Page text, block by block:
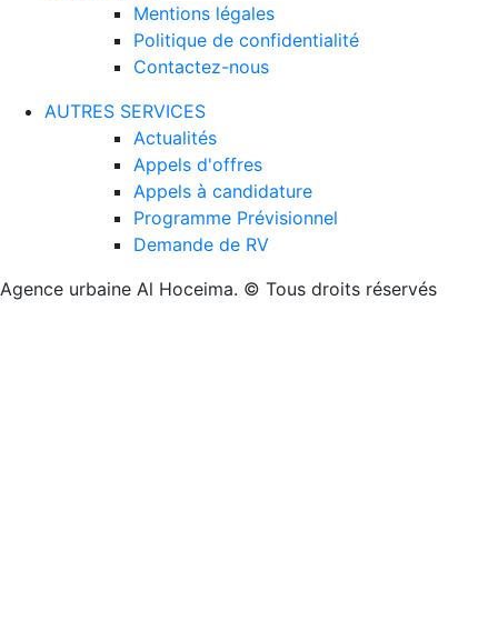
Mentions légales
Politique de confidentialité
Contactez-nous
AUTRES SERVICES
Actualités
Appels d'offres
Appels à candidature
Programme Prévisionnel
Demande de RV
Agence urbaine Al Hoceima. © Tous droits réservés